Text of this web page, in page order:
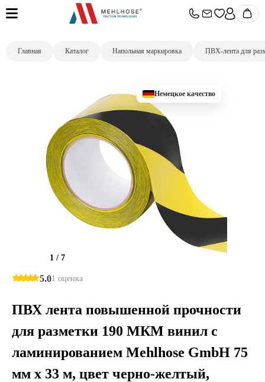
Главная Каталог Напольная маркировка ПВХ-лента для
Немецкое качество
ПВХ лента повышенной прочности
для разметки 190 МКМ винил с
ламинированием Mehlhose GmbH 75
мм х 33 м, цвет черно-желтый,
5.01 оценка